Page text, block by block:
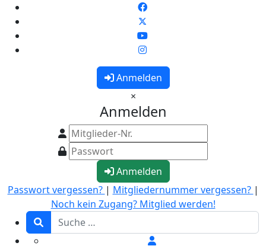
Anmelden
×
Anmelden
Anmelden
Passwort vergessen? | Mitgliedernummer vergessen? |
Noch kein Zugang? Mitglied werden!